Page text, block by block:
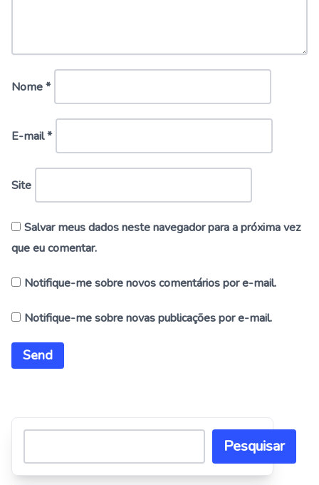
Nome*
E-mail*
Site
Salvar meus dados neste navegador para a próxima vez
que eu comentar.
Notifique-me sobre novos comentários por e-mail.
Notifique-me sobre novas publicações por e-mail.
Pesquisar